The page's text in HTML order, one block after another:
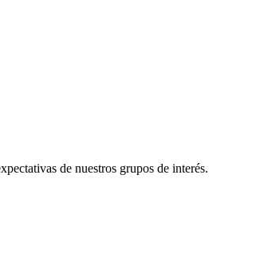
de nuestros grupos de interés.